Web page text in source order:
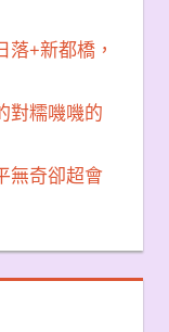
落+新都橋，
對糯嘰嘰的
無奇卻超會